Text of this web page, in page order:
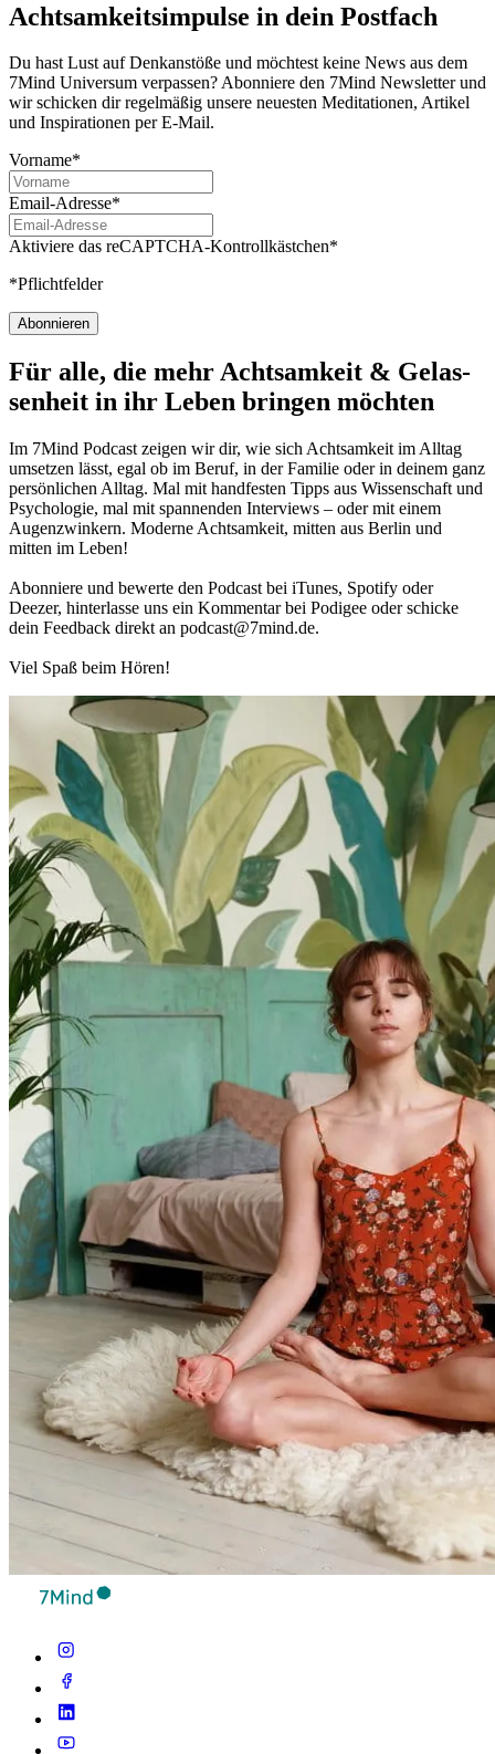
Achtsamkeitsimpulse in dein Postfach
Du hast Lust auf Denkanstöße und möchtest keine News aus dem
7Mind Universum verpassen? Abon­niere den 7Mind News­let­ter und
wir schicken dir regelmäßig unsere neuesten Meditationen, Artikel
und Inspirationen per E-Mail.
Vorname*
Email-Adresse*
Aktiviere das reCAPTCHA-Kontrollkästchen*
*Pflichtfelder
Abonnieren
Für alle, die mehr Acht­sam­keit & Gelas­
sen­heit in ihr Leben brin­gen möch­ten
Im 7Mind Pod­cast zeigen wir dir, wie sich Acht­sam­keit im Alltag
umset­zen lässt, egal ob im Beruf, in der Fami­lie oder in deinem ganz
per­sön­li­chen Alltag. Mal mit hand­fes­ten Tipps aus Wis­sen­schaft und
Psy­cho­lo­gie, mal mit spannenden Interviews – oder mit einem
Augen­zwin­kern. Moderne Acht­sam­keit, mitten aus Berlin und
mitten im Leben!
Abon­niere und bewerte den Pod­cast bei iTunes, Spo­tify oder
Deezer, hin­ter­lasse uns ein Kom­men­tar bei Podigee oder schi­cke
dein Feed­back direkt an podcast@​7​mind.​de.
Viel Spaß beim Hören!